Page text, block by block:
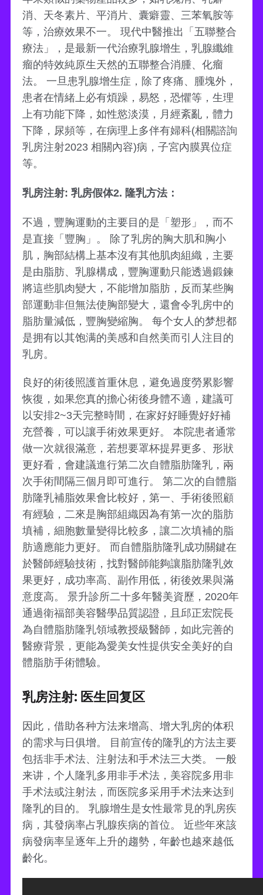
消、天冬素片、平消片、囊癖靈、三苯氧胺等
等，治療效果不一。 現代中醫推出「五聯整合
療法」，是最新一代治療乳腺增生，乳腺纖維
瘤的特效純原生天然的五聯整合消腫、化瘤
法。 一旦患乳腺增生症，除了疼痛、腫塊外，
患者在情緒上必有煩躁，易怒，恐懼等，生理
上有功能下降，如性慾淡漠，月經紊亂，體力
下降，尿頻等，在病理上多伴有婦科(相關諮詢
乳房注射2023 相關內容)病，子宮內膜異位症
等。
乳房注射: 乳房假体2. 隆乳方法：
不過，豐胸運動的主要目的是「塑形」，而不
是直接「豐胸」。 除了乳房的胸大肌和胸小
肌，胸部結構上基本沒有其他肌肉組織，主要
是由脂肪、乳腺構成，豐胸運動只能透過鍛鍊
將這些肌肉變大，不能增加脂肪，反而某些胸
部運動非但無法使胸部變大，還會令乳房中的
脂肪量減低，豐胸變縮胸。 每个女人的梦想都
是拥有以其饱满的美感和自然美而引人注目的
乳房。
良好的術後照護首重休息，避免過度勞累影響
恢復，如果您真的擔心術後身體不適，建議可
以安排2~3天完整時間，在家好好睡覺好好補
充營養，可以讓手術效果更好。 本院患者通常
做一次就很滿意，若想要罩杯提昇更多、形狀
更好看，會建議進行第二次自體脂肪隆乳，兩
次手術間隔三個月即可進行。 第二次的自體脂
肪隆乳補脂效果會比較好，第一、手術後照顧
有經驗，二來是胸部組織因為有第一次的脂肪
填補，細胞數量變得比較多，讓二次填補的脂
肪適應能力更好。 而自體脂肪隆乳成功關鍵在
於醫師經驗技術，找對醫師能夠讓脂肪隆乳效
果更好，成功率高、副作用低，術後效果與滿
意度高。 景升診所二十多年醫美資歷，2020年
通過衛福部美容醫學品質認證，且邱正宏院長
為自體脂肪隆乳領域教授級醫師，如此完善的
醫療背景，更能為愛美女性提供安全美好的自
體脂肪手術體驗。
乳房注射: 医生回复区
因此，借助各种方法来增高、增大乳房的体积
的需求与日俱增。 目前宣传的隆乳的方法主要
包括非手术法、注射法和手术法三大类。 一般
来讲，个人隆乳多用非手术法，美容院多用非
手术法或注射法，而医院多采用手术法来达到
隆乳的目的。 乳腺增生是女性最常見的乳房疾
病，其發病率占乳腺疾病的首位。 近些年來該
病發病率呈逐年上升的趨勢，年齡也越來越低
齡化。